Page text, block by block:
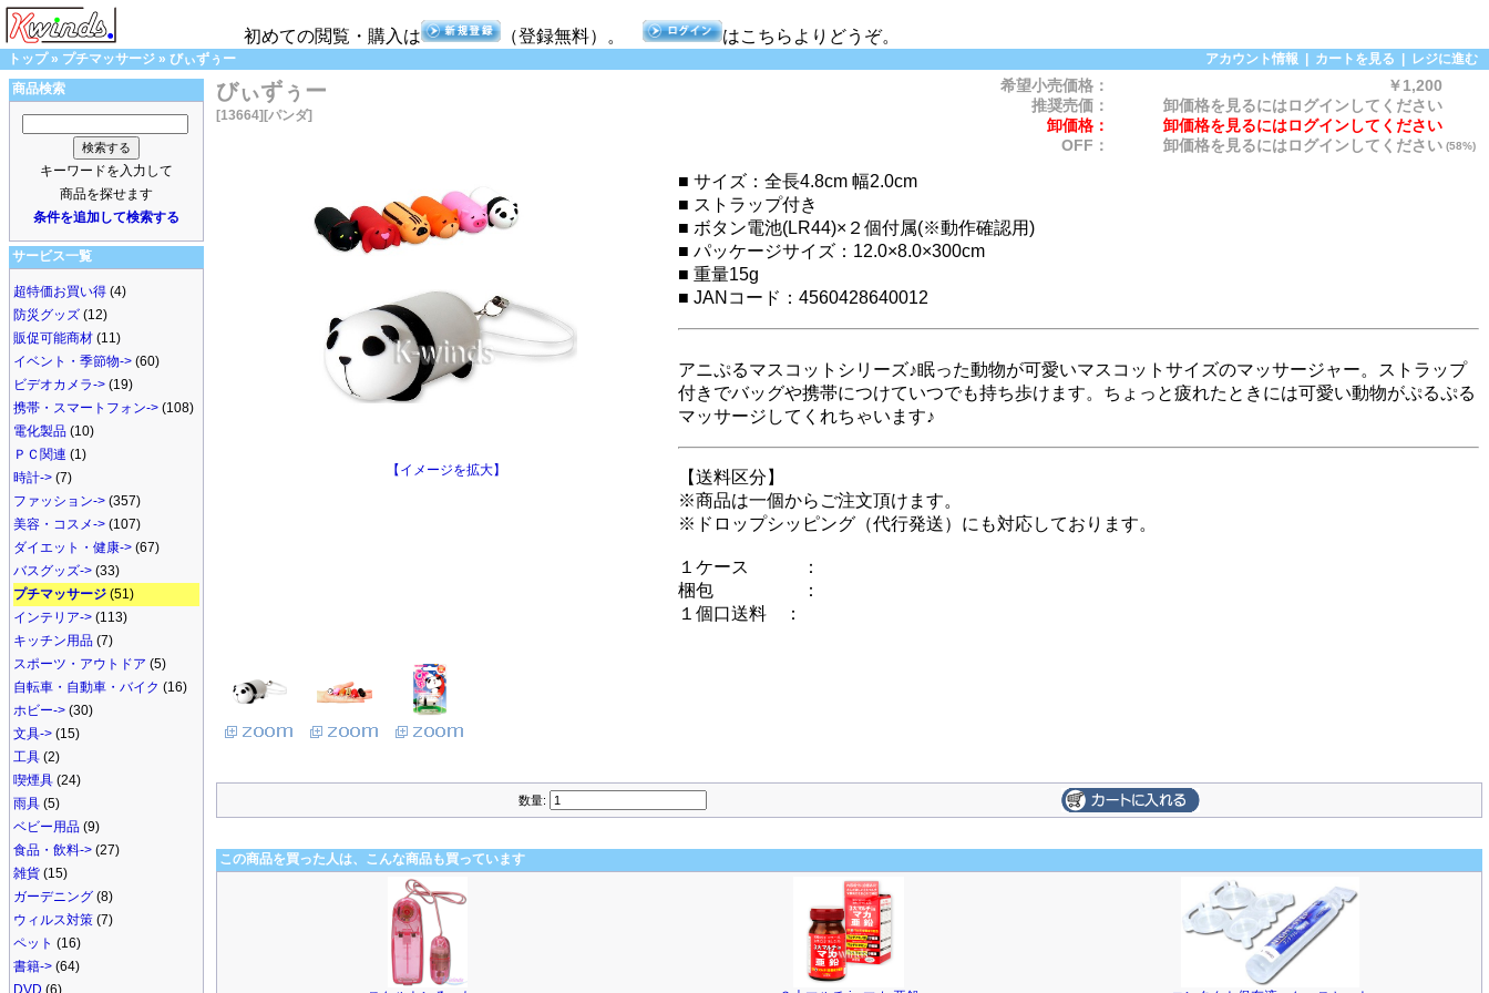
初めての閲覧・購入は （登録無料）。 はこちらよりどうぞ。
トップ» プチマッサージ » びぃずぅー アカウント情報 カートを見る
レジに進む
商品検索
キーワードを入力して
商品を探せます
条件を追加して検索する
サービス一覧
超特価お買い得 (4)
防災グッズ (12)
販促可能商材 (11)
イベント・季節物-> (60)
ビデオカメラ-> (19)
携帯・スマートフォン-> (108)
電化製品 (10)
ＰＣ関連 (1)
時計-> (7)
ファッション-> (357)
美容・コスメ-> (107)
ダイエット・健康-> (67)
バスグッズ-> (33)
プチマッサージ (51)
インテリア-> (113)
キッチン用品 (7)
スポーツ・アウトドア (5)
自転車・自動車・バイク (16)
ホビー-> (30)
文具-> (15)
工具 (2)
喫煙具 (24)
雨具 (5)
ベビー用品 (9)
食品・飲料-> (27)
雑貨 (15)
ガーデニング (8)
ウィルス対策 (7)
ペット (16)
書籍-> (64)
DVD (6)
びぃずぅー
[13664] [パンダ]
希望小売価格：
￥1,200
推奨売価：
卸価格を見るにはログインしてください
卸価格：
卸価格を見るにはログインしてください
OFF：
卸価格を見るにはログインしてください (58%)
【イメージを拡大】
■ サイズ：全長4.8cm 幅2.0cm
■ ストラップ付き
■ ボタン電池(LR44)×２個付属(※動作確認用)
■ パッケージサイズ：12.0×8.0×300cm
■ 重量15g
■ JANコード：4560428640012
アニぷるマスコットシリーズ♪眠った動物が可愛いマスコットサイズのマッサージャー。ストラップ
付きでバッグや携帯につけていつでも持ち歩けます。ちょっと疲れたときには可愛い動物がぷるぷる
マッサージしてくれちゃいます♪
【送料区分】
※商品は一個からご注文頂けます。
※ドロップシッピング（代行発送）にも対応しております。
１ケース ：
梱包 ：
１個口送料 ：
数量:
この商品を買った人は、こんな商品も買っています